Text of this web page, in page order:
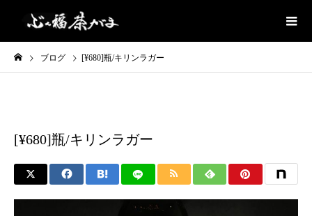
ブログ [¥680]瓶/キリンラガー
[¥680]瓶/キリンラガー